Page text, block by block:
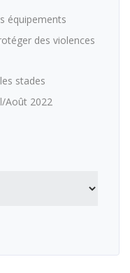
équipements
des violences
stades
Août 2022